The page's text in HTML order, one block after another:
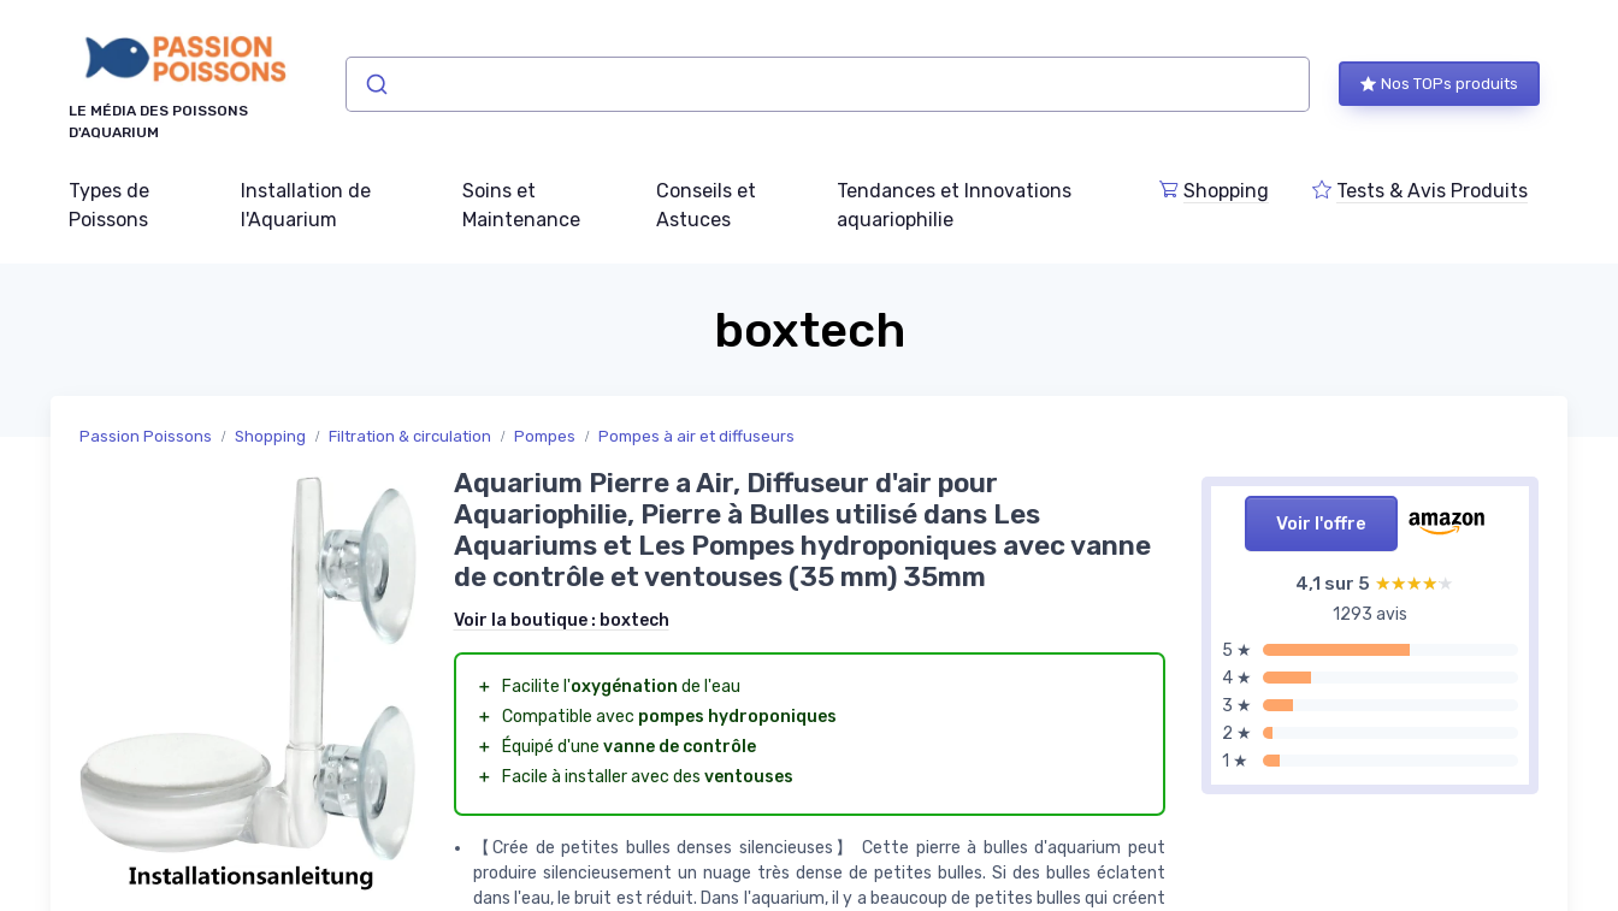
LE MÉDIA DES POISSONS
D'AQUARIUM
Nos TOPs produits
Types de
Poissons
Installation de
l'Aquarium
Soins et
Maintenance
Conseils et
Astuces
Tendances et Innovations
aquariophilie
Shopping Tests & Avis Produits
boxtech
Passion Poissons Shopping Filtration & circulation Pompes Pompes à air et diffuseurs
Voir l'offre
4,1 sur 5 ★★★★★
★★★★★
1293 avis
5 ★
4 ★
3 ★
2 ★
1 ★
Aquarium Pierre a Air, Diffuseur d'air pour
Aquariophilie, Pierre à Bulles utilisé dans Les
Aquariums et Les Pompes hydroponiques avec vanne
de contrôle et ventouses (35 mm) 35mm
Voir la boutique : boxtech
＋ Facilite l'oxygénation de l'eau
＋ Compatible avec pompes hydroponiques
＋
Équipé d'une vanne de contrôle
＋
Facile à installer avec des ventouses
【Crée de petites bulles denses silencieuses】 Cette pierre à bulles d'aquarium peut
produire silencieusement un nuage très dense de petites bulles. Si des bulles éclatent
dans l'eau, le bruit est réduit. Dans l'aquarium, il y a beaucoup de petites bulles qui créent